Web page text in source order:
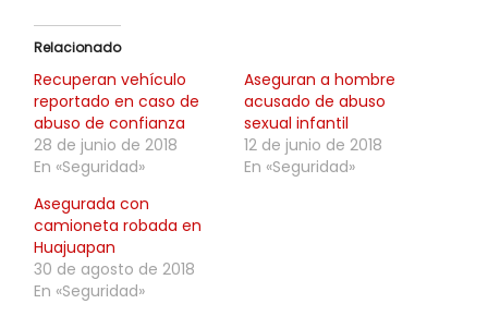
Relacionado
Recuperan vehículo
reportado en caso de
abuso de confianza
28 de junio de 2018
En «Seguridad»
Aseguran a hombre
acusado de abuso
sexual infantil
12 de junio de 2018
En «Seguridad»
Asegurada con
camioneta robada en
Huajuapan
30 de agosto de 2018
En «Seguridad»